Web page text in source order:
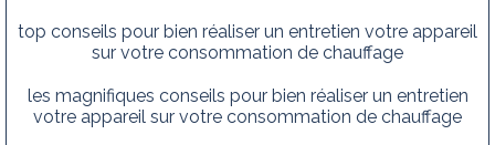
top conseils pour bien réaliser un entretien votre appareil
sur votre consommation de chauffage
les magnifiques conseils pour bien réaliser un entretien
votre appareil sur votre consommation de chauffage